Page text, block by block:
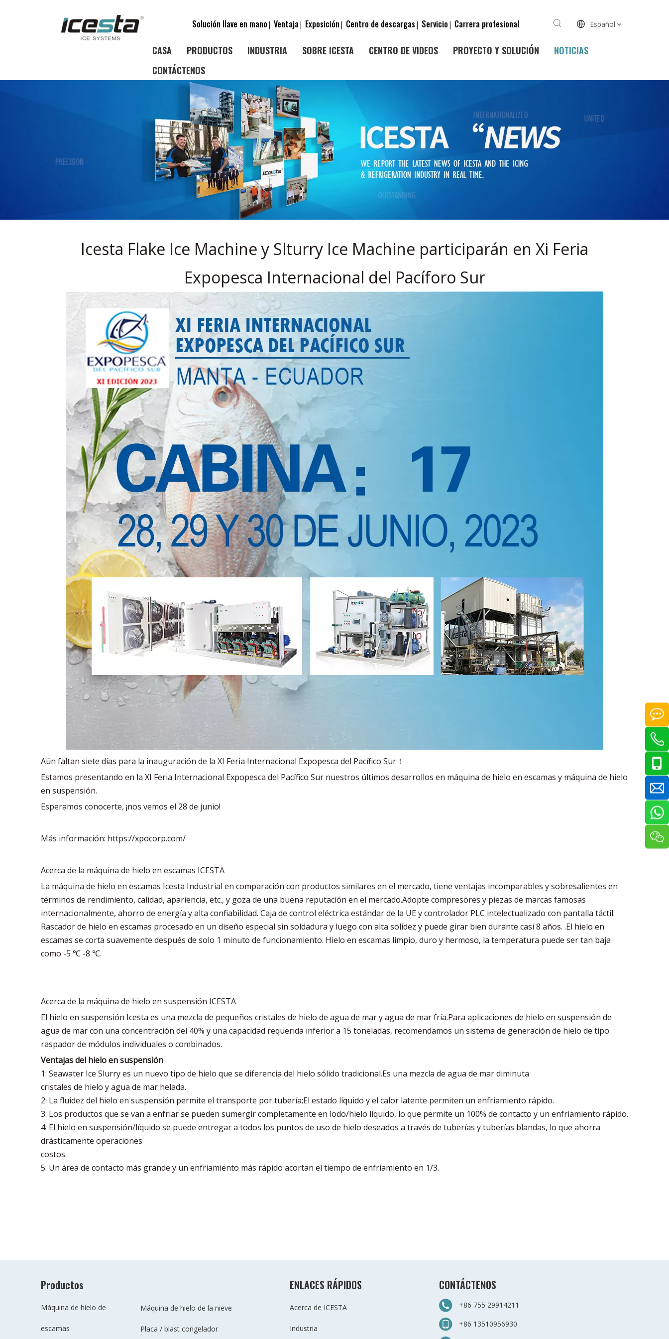
Solución llave en mano|Ventaja| Exposición| Centro de descargas| Servicio| Carrera profesional Español
CASA PRODUCTOS INDUSTRIA SOBRE ICESTA CENTRO DE VIDEOS PROYECTO Y SOLUCIÓN
NOTICIAS
CONTÁCTENOS
Icesta Flake Ice Machine y Slturry Ice Machine participarán en Xi Feria
Expopesca Internacional del Pacíforo Sur
Aún faltan siete días para la inauguración de la XI Feria Internacional Expopesca del Pacífico Sur！
Estamos presentando en la XI Feria Internacional Expopesca del Pacífico Sur nuestros últimos desarrollos en máquina de hielo en escamas y máquina de hielo
en suspensión.
Esperamos conocerte, ¡nos vemos el 28 de junio!
Más información: https://xpocorp.com/
Acerca de la máquina de hielo en escamas ICESTA
La máquina de hielo en escamas Icesta Industrial en comparación con productos similares en el mercado, tiene ventajas incomparables y sobresalientes en
términos de rendimiento, calidad, apariencia, etc., y goza de una buena reputación en el mercado.Adopte compresores y piezas de marcas famosas
internacionalmente, ahorro de energía y alta confiabilidad. Caja de control eléctrica estándar de la UE y controlador PLC intelectualizado con pantalla táctil.
Rascador de hielo en escamas procesado en un diseño especial sin soldadura y luego con alta solidez y puede girar bien durante casi 8 años. .El hielo en
escamas se corta suavemente después de solo 1 minuto de funcionamiento. Hielo en escamas limpio, duro y hermoso, la temperatura puede ser tan baja
como -5 ℃ -8 ℃.
Acerca de la máquina de hielo en suspensión ICESTA
El hielo en suspensión Icesta es una mezcla de pequeños cristales de hielo de agua de mar y agua de mar fría.Para aplicaciones de hielo en suspensión de
agua de mar con una concentración del 40% y una capacidad requerida inferior a 15 toneladas, recomendamos un sistema de generación de hielo de tipo
raspador de módulos individuales o combinados.
Ventajas del hielo en suspensión
1: Seawater Ice Slurry es un nuevo tipo de hielo que se diferencia del hielo sólido tradicional.Es una mezcla de agua de mar diminuta
cristales de hielo y agua de mar helada.
2: La fluidez del hielo en suspensión permite el transporte por tubería;El estado líquido y el calor latente permiten un enfriamiento rápido.
3: Los productos que se van a enfriar se pueden sumergir completamente en lodo/hielo líquido, lo que permite un 100% de contacto y un enfriamiento rápido.
4: El hielo en suspensión/líquido se puede entregar a todos los puntos de uso de hielo deseados a través de tuberías y tuberías blandas, lo que ahorra
drásticamente operaciones
costos.
5: Un área de contacto más grande y un enfriamiento más rápido acortan el tiempo de enfriamiento en 1/3.
Productos
Máquina de hielo de
escamas
Máquina de hielo de la nieve
Placa / blast congelador
ENLACES RÁPIDOS
Acerca de ICESTA
Industria
CONTÁCTENOS
+86 755 29914211
+86 13510956930